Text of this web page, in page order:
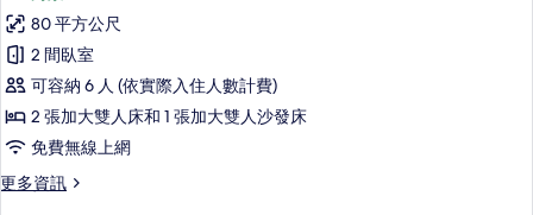
Loft
Suite
580
的
所
有
相
80 平方公尺
2 間臥室
可容納 6 人 (依實際入住人數計費)
2 張加大雙人床和 1 張加大雙人沙發床
免費無線上網
更多資訊
更